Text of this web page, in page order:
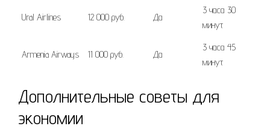
Ural Airlines 12 000 руб. Да
3 часа 30
минут
Armenia Airways 11 000 руб. Да
3 часа 45
минут
Дополнительные советы для
экономии